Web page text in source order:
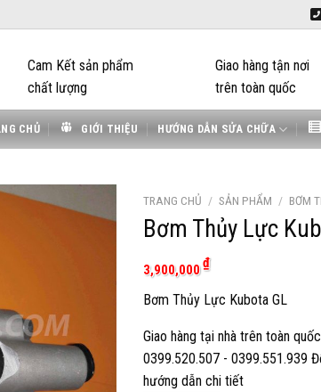
Cam Kết sản phẩm
chất lượng
Giao hàng tận nơi
trên toàn quốc
CHỦ GIỚI THIỆU HƯỚNG DẪN SỬA CHỮA
TRANG CHỦ / SẢN PHẨM / BƠM
Bơm Thủy Lực
3,900,000₫
Bơm Thủy Lực Kubota GL
Giao hàng tại nhà trên toàn
0399.520.507 - 0399.551.939
hướng dẫn chi tiết